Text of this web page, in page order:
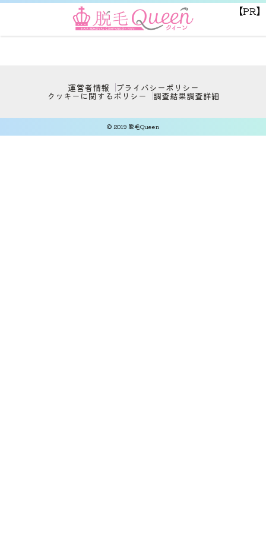
【PR】
運営者情報 プライバシーポリシー
クッキーに関するポリシー 調査結果調査詳細
© 2019 脱毛Queen